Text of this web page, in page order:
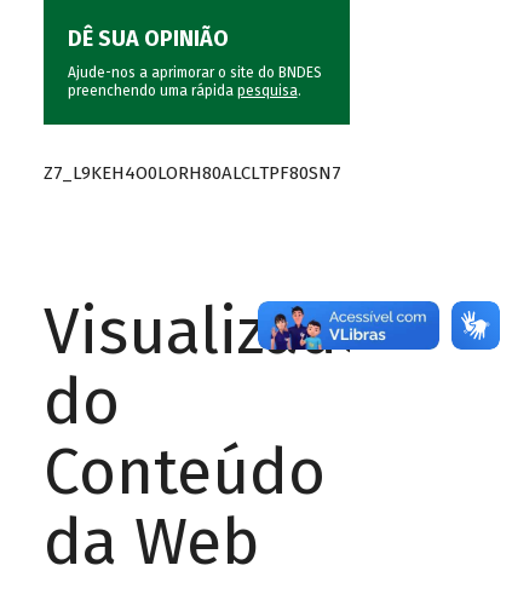
DÊ SUA OPINIÃO
Ajude-nos a aprimorar o site do BNDES
preenchendo uma rápida pesquisa.
Z7_L9KEH4O0LORH80ALCLTPF80SN7
Visualizador
do
Conteúdo
da Web